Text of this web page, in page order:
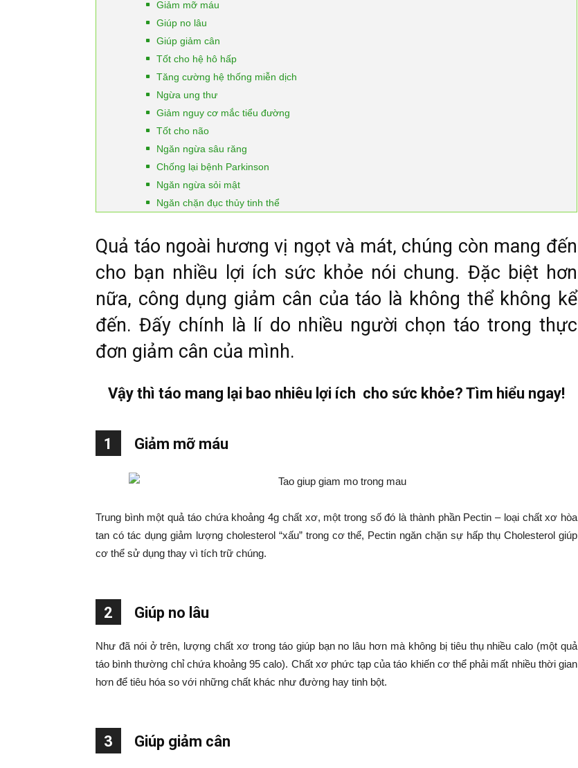
Giảm mỡ máu
Giúp no lâu
Giúp giảm cân
Tốt cho hệ hô hấp
Tăng cường hệ thống miễn dịch
Ngừa ung thư
Giảm nguy cơ mắc tiểu đường
Tốt cho não
Ngăn ngừa sâu răng
Chống lại bệnh Parkinson
Ngăn ngừa sỏi mật
Ngăn chặn đục thủy tinh thể
Quả táo ngoài hương vị ngọt và mát, chúng còn mang đến
cho bạn nhiều lợi ích sức khỏe nói chung. Đặc biệt hơn
nữa, công dụng giảm cân của táo là không thể không kể
đến. Đấy chính là lí do nhiều người chọn táo trong thực
đơn giảm cân của mình.
Vậy thì táo mang lại bao nhiêu lợi ích cho sức khỏe? Tìm hiểu ngay!
1 Giảm mỡ máu
Trung bình một quả táo chứa khoảng 4g chất xơ, một trong số đó là thành phần Pectin – loại chất xơ hòa
tan có tác dụng giảm lượng cholesterol “xấu” trong cơ thể, Pectin ngăn chặn sự hấp thụ Cholesterol giúp
cơ thể sử dụng thay vì tích trữ chúng.
2 Giúp no lâu
Như đã nói ở trên, lượng chất xơ trong táo giúp bạn no lâu hơn mà không bị tiêu thụ nhiều calo (một quả
táo bình thường chỉ chứa khoảng 95 calo). Chất xơ phức tạp của táo khiến cơ thể phải mất nhiều thời gian
hơn để tiêu hóa so với những chất khác như đường hay tinh bột.
3 Giúp giảm cân